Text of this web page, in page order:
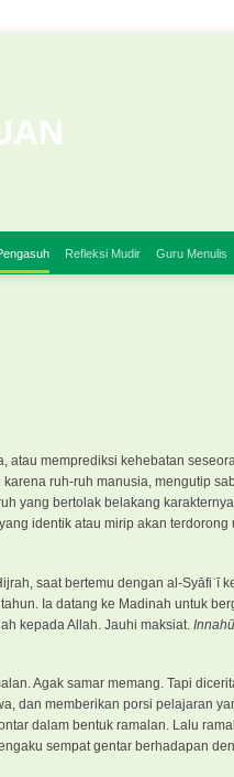
Refleksi Mudir Guru Menulis
memprediksi kehebatan
ruh-ruh manusia, mengutip
yang bertolak belakang
identik atau mirip akan
saat bertemu dengan al-Syāfiʿī
Ia datang ke Madinah untuk
kepada Allah. Jauhi maksiat.
Agak samar memang. Tapi
dan memberikan porsi pelajaran
dalam bentuk ramalan. Lalu
sempat gentar berhadapan